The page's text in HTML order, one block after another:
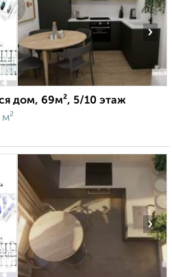
›
дом, 69м², 5/10 этаж
м²
›